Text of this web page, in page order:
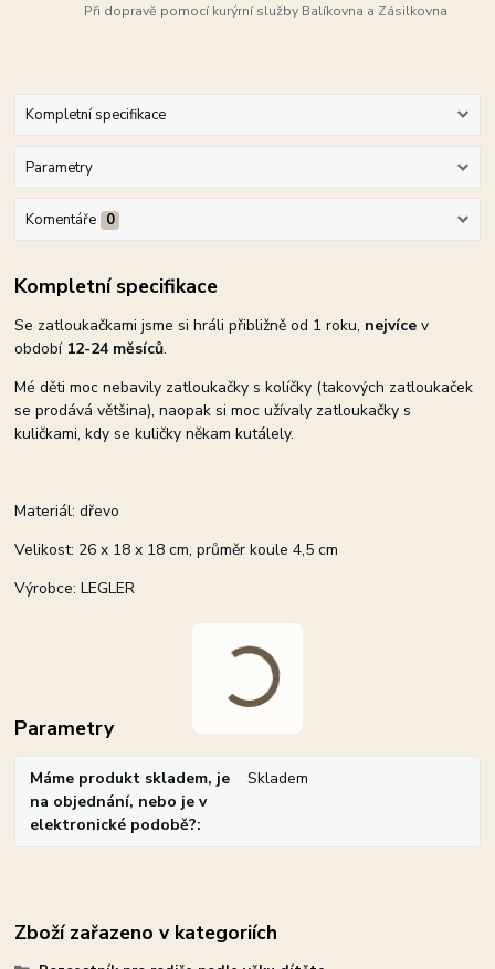
Při dopravě pomocí kurýrní služby Balíkovna a Zásilkovna
Kompletní specifikace
Parametry
Komentáře 0
Kompletní specifikace
Se zatloukačkami jsme si hráli přibližně od 1 roku, nejvíce v
období 12-24 měsíců.
Mé děti moc nebavily zatloukačky s kolíčky (takových zatloukaček
se prodává většina), naopak si moc užívaly zatloukačky s
kuličkami, kdy se kuličky někam kutálely.
Materiál: dřevo
Velikost: 26 x 18 x 18 cm, průměr koule 4,5 cm
Výrobce: LEGLER
Parametry
Máme produkt skladem, je
na objednání, nebo je v
elektronické podobě?
Skladem
Zboží zařazeno v kategoriích